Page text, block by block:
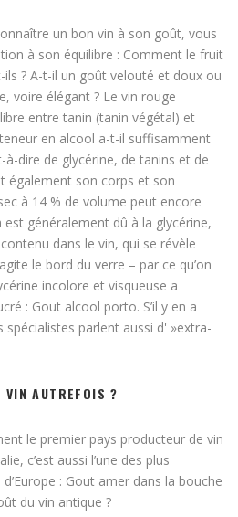
un bon vin à son goût, vous
à son équilibre : Comment le fruit
ils ? A-t-il un goût velouté et doux ou
voire élégant ? Le vin rouge
entre tanin (tanin végétal) et
en alcool a-t-il suffisamment
à-dire de glycérine, de tanins et de
également son corps et son
à 14 % de volume peut encore
est généralement dû à la glycérine,
dans le vin, qui se révèle
le bord du verre – par ce qu’on
incolore et visqueuse a
: Gout alcool porto. S’il y en a
spécialistes parlent aussi d' »extra-
VIN AUTREFOIS ?
le premier pays producteur de vin
c’est aussi l’une des plus
: Gout amer dans la bouche
du vin antique ?